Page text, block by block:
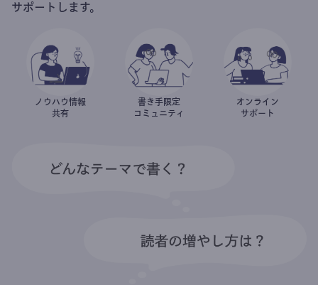
サポートします。
ノウハウ情報
共有
書き手限定
コミュニティ
オンライン
サポート